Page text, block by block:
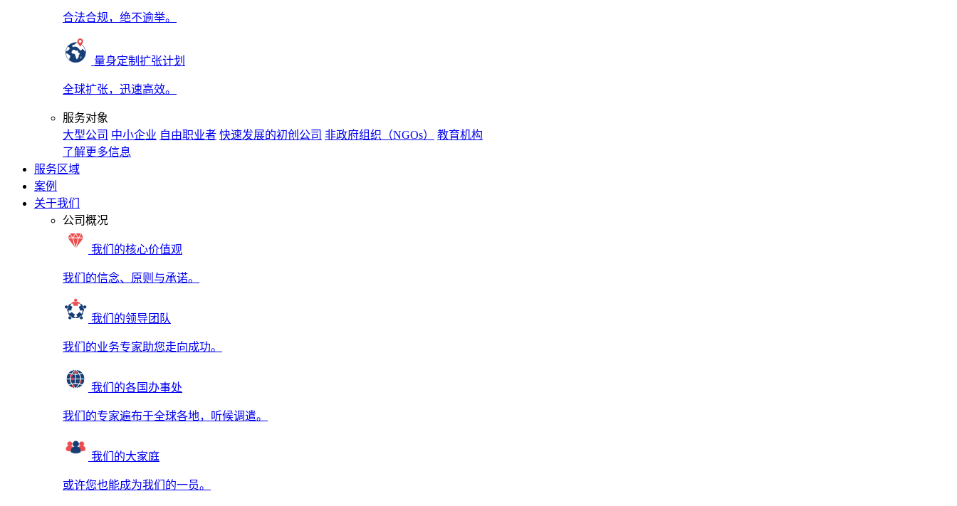
合法合规，绝不逾举。
量身定制扩张计划
全球扩张，迅速高效。
服务对象
大型公司 中小企业 自由职业者 快速发展的初创公司 非政府组织（NGOs）
教育机构
了解更多信息
服务区域
案例
关于我们
公司概况
我们的核心价值观
我们的信念、原则与承诺。
我们的领导团队
我们的业务专家助您走向成功。
我们的各国办事处
我们的专家遍布于全球各地，听候调遣。
我们的大家庭
或许您也能成为我们的一员。